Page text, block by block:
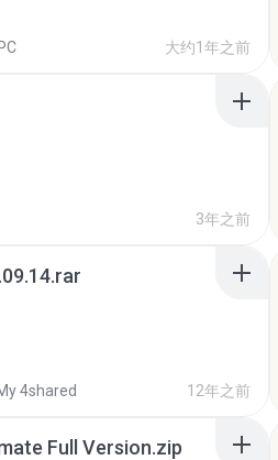
大约1年之前
3年之前
4shared 12年之前
Full Version.zip